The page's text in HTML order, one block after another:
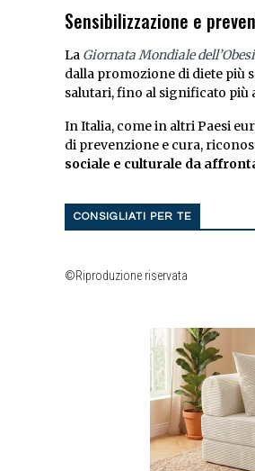
Sensibilizzazione e
La Giornata Mondiale
dalla promozione di diete più
salutari, fino al significato più
In Italia, come in altri Paesi
di prevenzione e cura,
sociale e culturale da
CONSIGLIATI PER TE
©Riproduzione riservata